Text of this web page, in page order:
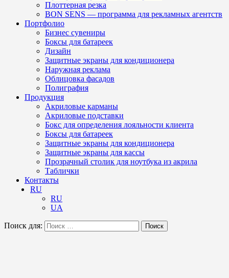
Плоттерная резка
BON SENS — программа для рекламных агентств
Портфолио
Бизнес сувениры
Боксы для батареек
Дизайн
Защитные экраны для кондиционера
Наружная реклама
Облицовка фасадов
Полиграфия
Продукция
Акриловые карманы
Акриловые подставки
Бокс для определения лояльности клиента
Боксы для батареек
Защитные экраны для кондиционера
Защитные экраны для кассы
Прозрачный столик для ноутбука из акрила
Таблички
Контакты
RU
RU
UA
Поиск для: Поиск